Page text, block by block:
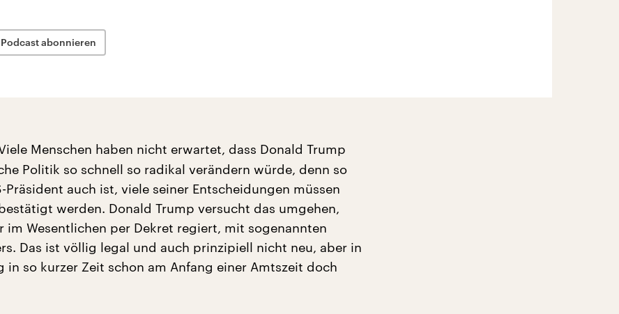
Podcast abonnieren
Menschen haben nicht erwartet, dass Donald Trump
Politik so schnell so radikal verändern würde, denn so
Präsident auch ist, viele seiner Entscheidungen müssen
werden. Donald Trump versucht das umgehen,
im Wesentlichen per Dekret regiert, mit sogenannten
Das ist völlig legal und auch prinzipiell nicht neu, aber in
in so kurzer Zeit schon am Anfang einer Amtszeit doch